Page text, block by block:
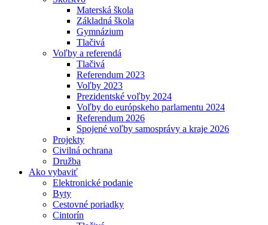
Materská škola
Základná škola
Gymnázium
Tlačivá
Voľby a referendá
Tlačivá
Referendum 2023
Voľby 2023
Prezidentské voľby 2024
Voľby do európskeho parlamentu 2024
Referendum 2026
Spojené voľby samosprávy a kraje 2026
Projekty
Civilná ochrana
Družba
Ako vybaviť
Elektronické podanie
Byty
Cestovné poriadky
Cintorín